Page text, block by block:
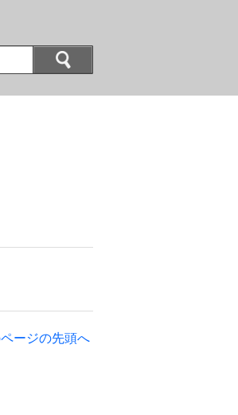
ージの先頭へ